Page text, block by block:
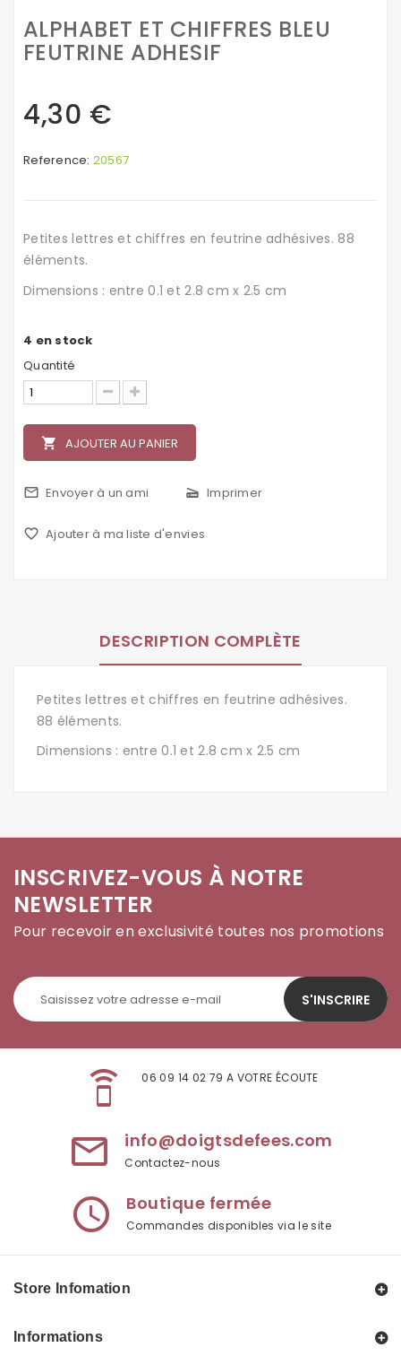
ALPHABET ET CHIFFRES BLEU
FEUTRINE ADHESIF
4,30 €
Reference: 20567
Petites lettres et chiffres en feutrine adhésives. 88
éléments.
Dimensions : entre 0.1 et 2.8 cm x 2.5 cm
4 en stock
Quantité
local_grocery_store AJOUTER AU PANIER
mail_outline Envoyer à un ami scanner Imprimer
favorite_border Ajouter à ma liste d'envies
DESCRIPTION COMPLÈTE
Petites lettres et chiffres en feutrine adhésives.
88 éléments.
Dimensions : entre 0.1 et 2.8 cm x 2.5 cm
INSCRIVEZ-VOUS À NOTRE
NEWSLETTER
Pour recevoir en exclusivité toutes nos promotions
S'INSCRIRE
speaker_phone 06 09 14 02 79 A VOTRE ÉCOUTE
mail_outline info@doigtsdefees.com
Contactez-nous
access_time Boutique fermée
Commandes disponibles via le site
Store Infomation
Informations